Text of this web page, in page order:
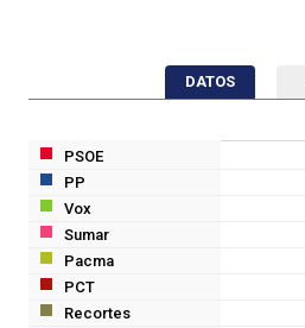
DATOS
PSOE
PP
Vox
Sumar
Pacma
PCT
Recortes